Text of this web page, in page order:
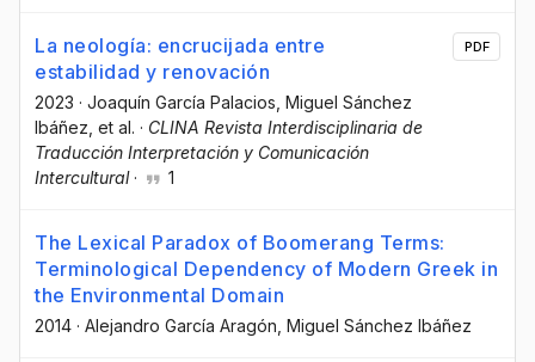
La neología: encrucijada entre
estabilidad y renovación
2023 · Joaquín García Palacios , Miguel Sánchez
Ibáñez , et al. · CLINA Revista Interdisciplinaria de
Traducción Interpretación y Comunicación
Intercultural· 1
PDF
The Lexical Paradox of Boomerang Terms:
Terminological Dependency of Modern Greek in
the Environmental Domain
2014 · Alejandro García Aragón , Miguel Sánchez Ibáñez